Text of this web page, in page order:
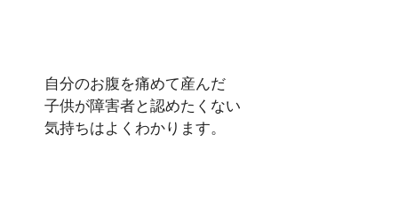
自分のお腹を痛めて産んだ
子供が障害者と認めたくない
気持ちはよくわかります。